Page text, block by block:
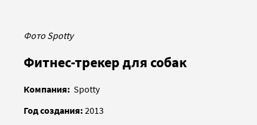
Фото Spotty
Фитнес-трекер для собак
Компания: Spotty
Год создания: 2013